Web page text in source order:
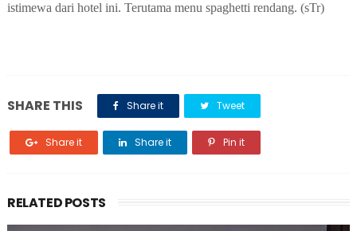
istimewa dari hotel ini. Terutama menu spaghetti rendang. (sTr)
SHARE THIS Share it Tweet
Share it Share it Pin it
RELATED POSTS